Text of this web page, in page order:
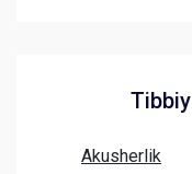
Akusherlik